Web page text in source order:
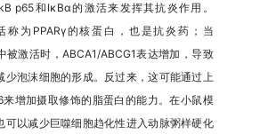
p65和IκBα的激活来发挥其抗炎作用。
称为PPARγ的核蛋白，也是抗炎药；当
被激活时，ABCA1/ABCG1表达增加，导致
少泡沫细胞的形成。反过来，这可能通过上
增加摄取修饰的脂蛋白的能力。在小鼠模
可以减少巨噬细胞趋化性进入动脉粥样硬化